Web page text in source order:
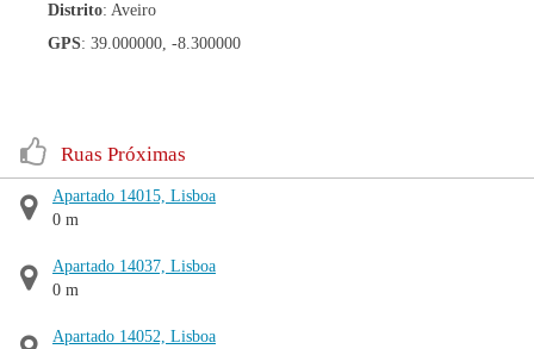
Distrito: Aveiro
GPS: 39.000000, -8.300000
Ruas Próximas
Apartado 14015, Lisboa
0 m
Apartado 14037, Lisboa
0 m
Apartado 14052, Lisboa